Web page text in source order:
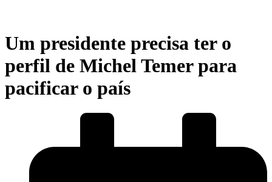
Um presidente precisa ter o
perfil de Michel Temer para
pacificar o país